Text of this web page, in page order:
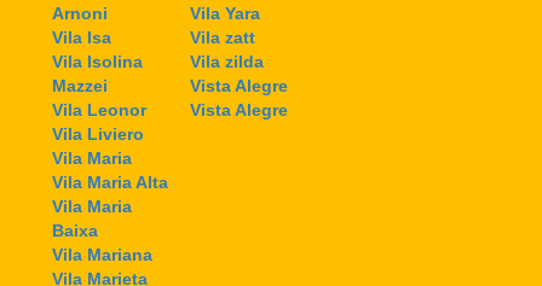
Arnoni
Vila Isa
Vila Isolina
Mazzei
Vila Leonor
Vila Liviero
Vila Maria
Vila Maria Alta
Vila Maria
Baixa
Vila Mariana
Vila Marieta
Vila Yara
Vila zatt
Vila zilda
Vista Alegre
Vista Alegre